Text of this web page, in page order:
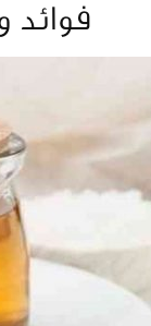
فوائد